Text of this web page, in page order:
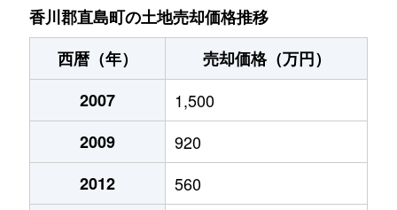
香川郡直島町の土地売却価格推移
西暦（年）
売却価格（万円）
2007
1,500
2009
920
2012
560